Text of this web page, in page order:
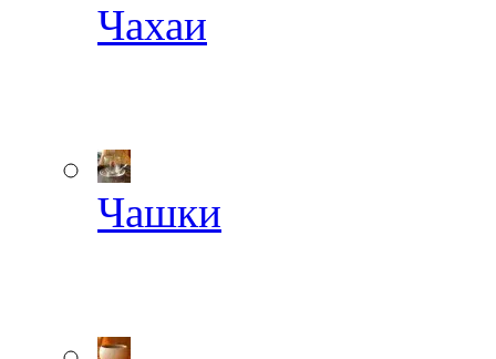
Чахаи
Чашки